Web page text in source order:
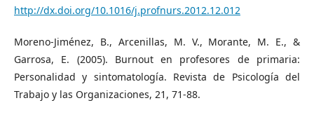
http://dx.doi.org/10.1016/j.profnurs.2012.12.012
Moreno-Jiménez, B., Arcenillas, M. V., Morante, M. E., &
Garrosa, E. (2005). Burnout en profesores de primaria:
Personalidad y sintomatología. Revista de Psicología del
Trabajo y las Organizaciones, 21, 71-88.